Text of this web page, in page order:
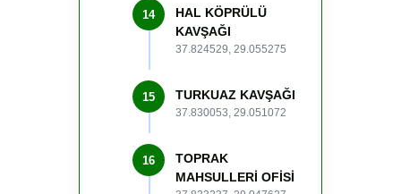
14
HAL KÖPRÜLÜ
KAVŞAĞI
37.824529, 29.055275
15 TURKUAZ KAVŞAĞI
37.830053, 29.051072
16
TOPRAK
MAHSULLERİ OFİSİ